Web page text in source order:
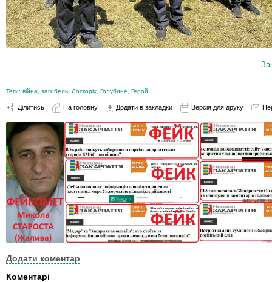
Теги: війна загибель Лоскоріх Голубине Герой
Ділитись На головну Додати в закладки Версія для друку
Додати коментар
Коментарі